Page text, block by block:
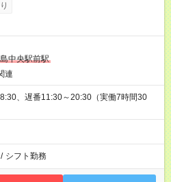
中央駅前駅
連
、遅番11:30～20:30（実働7時間30
/ シフト勤務